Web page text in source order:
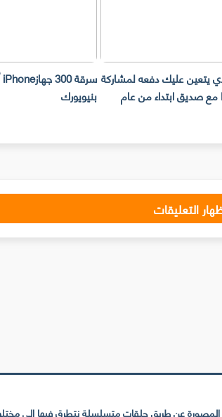
يتعين عليك دفعه لمشاركة
حساب Netflix مع صديق ابتداء من عام بنيويورك
التعليقات
عن طريق حلقات متسلسلة نتطرق فيها إلى مختلف